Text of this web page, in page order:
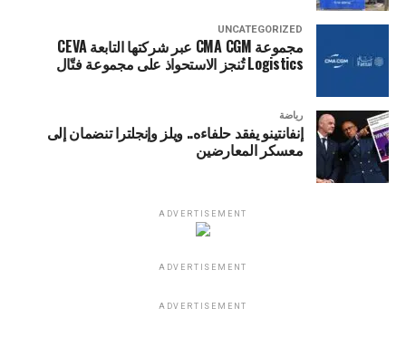
UNCATEGORIZED
مجموعة CMA CGM عبر شركتها التابعة CEVA
Logistics تُنجز الاستحواذ على مجموعة فتّال
رياضة
إنفانتينو يفقد حلفاءه.. ويلز وإنجلترا تنضمان إلى
معسكر المعارضين
ADVERTISEMENT
ADVERTISEMENT
ADVERTISEMENT